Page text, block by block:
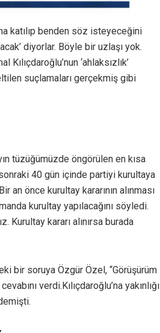
katılıp benden söz isteyeceğini
diyorlar. Böyle bir uzlaşı yok.
‘ahlaksızlık’
suçlamaları gerçekmiş gibi
tüzüğümüzde öngörülen en kısa
40 gün içinde partiyi kurultaya
an önce kurultay kararının alınması
kurultay yapılacağını söyledi.
Kurultay kararı alınırsa burada
bir soruya Özgür Özel, “Görüşürüm
verdi. Kılıçdaroğlu’na yakınlığı